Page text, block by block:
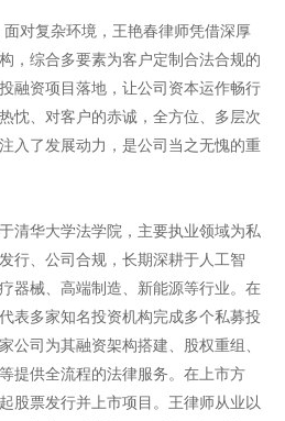
面对复杂环境，王艳春律师凭借深厚
，综合多要素为客户定制合法合规的
融资项目落地，让公司资本运作畅行
忱、对客户的赤诚，全方位、多层次
入了发展动力，是公司当之无愧的重
清华大学法学院，主要执业领域为私
行、公司合规，长期深耕于人工智
器械、高端制造、新能源等行业。在
表多家知名投资机构完成多个私募投
公司为其融资架构搭建、股权重组、
提供全流程的法律服务。在上市方
股票发行并上市项目。王律师从业以